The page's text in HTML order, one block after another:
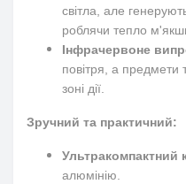
світла, але
роблячи тепло
Інфрачервоне
повітря, а предмети
зоні дії.
Зручний та практичний:
Ультракомпактний
алюмінію.